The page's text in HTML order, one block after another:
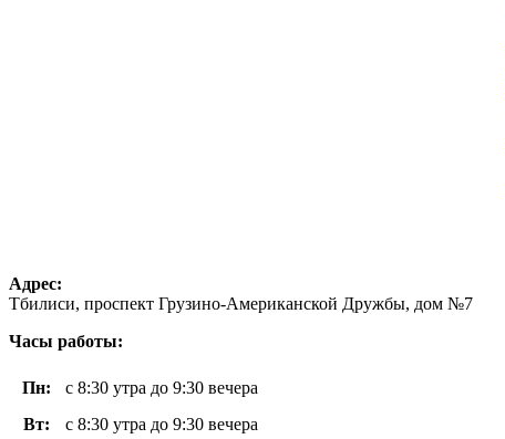
Адрес:
Тбилиси, проспект Грузино-Американской Дружбы, дом №7
Часы работы:
Пн:
с 8:30 утра до 9:30 вечера
Вт: с 8:30 утра до 9:30 вечера